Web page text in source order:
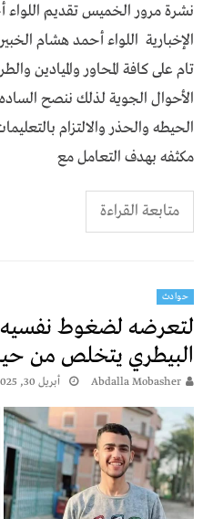
نشرة مرور الخميس تقديم
الإخبارية اللواء أحمد هشام
تام على كافة المحاور والميادين
الأحوال الجوية لذلك ننصح
الحيطه والحذر والالتزام
مكثفه بهدف التعامل مع
متابعة القراءة
حوادث
لتعرضه لضغوط
البيطري يتخلص من
Abdalla Mobasher أبريل 30, 2025